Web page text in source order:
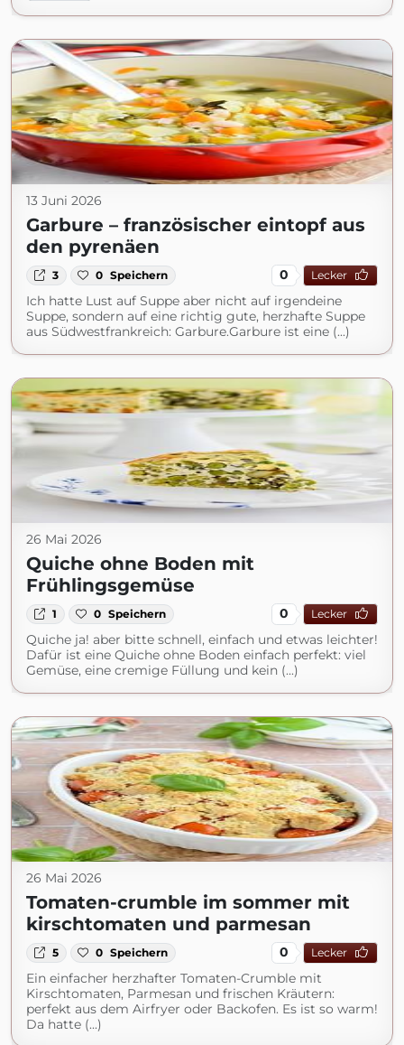
13 Juni 2026
Garbure – französischer eintopf aus
den pyrenäen
3 0 Speichern 0 Lecker
Ich hatte Lust auf Suppe aber nicht auf irgendeine
Suppe, sondern auf eine richtig gute, herzhafte Suppe
aus Südwestfrankreich: Garbure.Garbure ist eine (...)
26 Mai 2026
Quiche ohne Boden mit
Frühlingsgemüse
1 0 Speichern 0 Lecker
Quiche ja! aber bitte schnell, einfach und etwas leichter!
Dafür ist eine Quiche ohne Boden einfach perfekt: viel
Gemüse, eine cremige Füllung und kein (...)
26 Mai 2026
Tomaten-crumble im sommer mit
kirschtomaten und parmesan
5 0 Speichern 0 Lecker
Ein einfacher herzhafter Tomaten-Crumble mit
Kirschtomaten, Parmesan und frischen Kräutern:
perfekt aus dem Airfryer oder Backofen. Es ist so warm!
Da hatte (...)